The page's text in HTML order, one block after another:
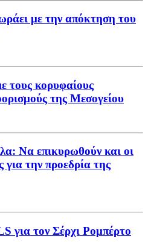
με την απόκτηση του
τους κορυφαίους
της Μεσογείου
Να επικυρωθούν και οι
για την προεδρία της
για τον Σέρχι Ρομπέρτο